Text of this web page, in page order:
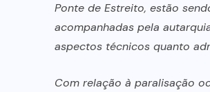
Ponte de Estreito, estão
acompanhadas pela
aspectos técnicos quanto
Com relação à paralisação